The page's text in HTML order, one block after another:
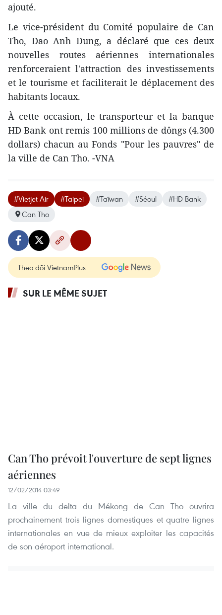
ajouté.
Le vice-président du Comité populaire de Can
Tho, Dao Anh Dung, a déclaré que ces deux
nouvelles routes aériennes internationales
renforceraient l'attraction des investissements
et le tourisme et faciliterait le déplacement des
habitants locaux.
À cette occasion, le transporteur et la banque
HD Bank ont remis 100 millions de dôngs (4.300
dollars) chacun au Fonds "Pour les pauvres" de
la ville de Can Tho. -VNA
#Vietjet Air #Taipei #Taïwan #Séoul
#HD Bank
Can Tho
Theo dõi VietnamPlus
SUR LE MÊME SUJET
Can Tho prévoit l'ouverture de sept lignes
aériennes
12/02/2014 03:49
La ville du delta du Mékong de Can Tho ouvrira
prochainement trois lignes domestiques et quatre lignes
internationales en vue de mieux exploiter les capacités
de son aéroport international.